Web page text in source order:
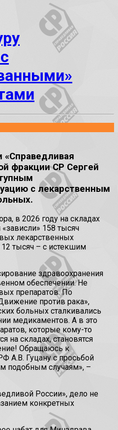
«Справедливая
фракции СР Сергей
с лекарственным
в 2026 году на складах
158 тысяч
лекарственных
тысяч – с истекшим
здравоохранения
обеспечении. Не
препаратов. По
против рака»,
больных сталкивались
медикаментов. А в это
которые кому-то
на складах, становятся
Обращаюсь к
А.В. Гуцану с просьбой
подобным случаям», –
России», дело не
конкретных